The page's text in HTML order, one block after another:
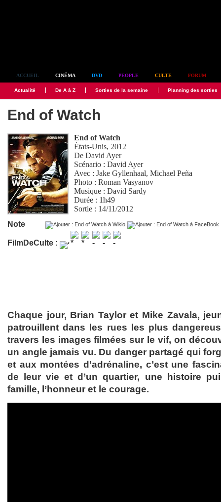
ACCUEIL CINÉMA DVD PEOPLE CULTE FORUM
Actualité De A à Z Sorties de la semaine Planning des sorties
End of Watch
End of Watch
États-Unis, 2012
DeDavid Ayer
Scénario :David Ayer
Avec :Jake Gyllenhaal,Michael Peña
Photo :Roman Vasyanov
Musique :David Sardy
Durée : 1h49
Sortie : 14/11/2012
Note
FilmDeCulte :
Chaque jour, Brian Taylor et Mike Zavala,
patrouillent dans les rues les plus
travers les images filmées sur le vif, on
un angle jamais vu. Du danger partagé qui
et aux montées d’adrénaline, c’est une
de leur vie et d’un quartier, une histoire
famille, l’honneur et le courage.